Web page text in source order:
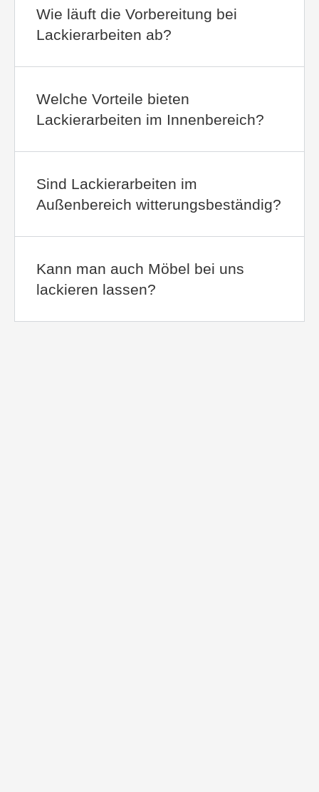
Wie läuft die Vorbereitung bei
Lackierarbeiten ab?
Welche Vorteile bieten
Lackierarbeiten im Innenbereich?
Sind Lackierarbeiten im
Außenbereich witterungsbeständig?
Kann man auch Möbel bei uns
lackieren lassen?